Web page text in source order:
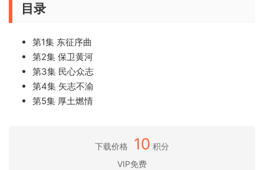
目录
第1集 东征序曲
第2集 保卫黄河
第3集 民心众志
第4集 矢志不渝
第5集 厚土燃情
下载价格 10 积分
VIP免费